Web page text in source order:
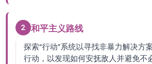
2 和平主义路线
探索“行动”系统以寻找非暴力解决方
行动，以发现如何安抚敌人并避免不